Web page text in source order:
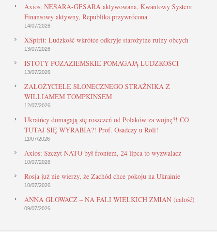
Axios: NESARA-GESARA aktywowana, Kwantowy System
Finansowy aktywny, Republika przywrócona
14/07/2026
XSpirit: Ludzkość wkrótce odkryje starożytne ruiny obcych
13/07/2026
ISTOTY POZAZIEMSKIE POMAGAJĄ LUDZKOŚCI
13/07/2026
ZAŁOŻYCIELE SŁONECZNEGO STRAŻNIKA Z
WILLIAMEM TOMPKINSEM
12/07/2026
Ukraińcy domagają się roszczeń od Polaków za wojnę?! CO
TUTAJ SIĘ WYRABIA?! Prof. Osadczy u Roli!
11/07/2026
Axios: Szczyt NATO był frontem, 24 lipca to wyzwalacz
10/07/2026
Rosja już nie wierzy, że Zachód chce pokoju na Ukrainie
10/07/2026
ANNA GŁOWACZ – NA FALI WIELKICH ZMIAN (całość)
09/07/2026